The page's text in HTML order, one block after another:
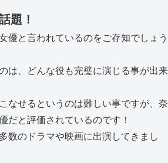
題！
優と言われているのをご存知でしょう
は、どんな役も完璧に演じる事が出来
なせるというのは難しい事ですが、奈
だと評価されているのです！
数のドラマや映画に出演してきまし